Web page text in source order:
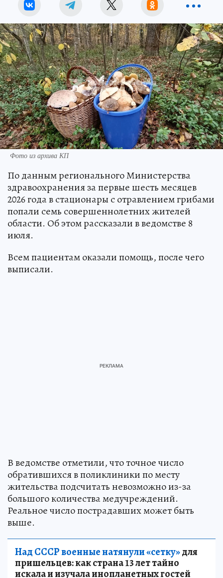
Фото из архива КП
По данным регионального Министерства
здравоохранения за первые шесть месяцев
2026 года в стационары с отравлением грибами
попали семь совершеннолетних жителей
области. Об этом рассказали в ведомстве 8
июля.
Всем пациентам оказали помощь, после чего
выписали.
В ведомстве отметили, что точное число
обратившихся в поликлиники по месту
жительства подсчитать невозможно из-за
большого количества медучреждений.
Реальное число пострадавших может быть
выше.
Над СССР военные натянули «сетку»для
пришельцев: как страна 13 лет тайно
искала и изучала инопланетных гостей